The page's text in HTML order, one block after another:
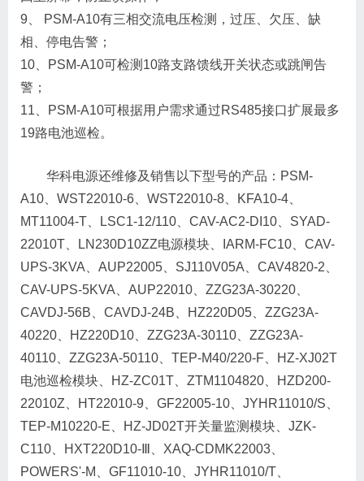
9、 PSM-A10有三相交流电压检测，过压、欠压、缺
相、停电告警；
10、PSM-A10可检测10路支路馈线开关状态或跳闸告
警；
11、PSM-A10可根据用户需求通过RS485接口扩展最多
19路电池巡检。
华科电源还维修及销售以下型号的产品：PSM-
A10、WST22010-6、WST22010-8、KFA10-4、
MT11004-T、LSC1-12/110、CAV-AC2-DI10、SYAD-
22010T、LN230D10ZZ电源模块、IARM-FC10、CAV-
UPS-3KVA、AUP22005、SJ110V05A、CAV4820-2、
CAV-UPS-5KVA、AUP22010、ZZG23A-30220、
CAVDJ-56B、CAVDJ-24B、HZ220D05、ZZG23A-
40220、HZ220D10、ZZG23A-30110、ZZG23A-
40110、ZZG23A-50110、TEP-M40/220-F、HZ-XJ02T
电池巡检模块、HZ-ZC01T、ZTM1104820、HZD200-
22010Z、HT22010-9、GF22005-10、JYHR11010/S、
TEP-M10220-E、HZ-JD02T开关量监测模块、JZK-
C110、HXT220D10-Ⅲ、XAQ-CDMK22003、
POWERS'-M、GF11010-10、JYHR11010/T、